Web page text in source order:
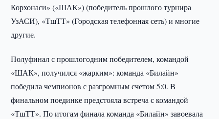
Корхонаси» («ШАК») (победитель прошлого турнира
УзАСИ), «ТшТТ» (Городская телефонная сеть) и многие
другие.
Полуфинал с прошлогодним победителем, командой
«ШАК», получился «жарким»: команда «Билайн»
победила чемпионов с разгромным счетом 5:0. В
финальном поединке предстояла встреча с командой
«ТшТТ». По итогам финала команда «Билайн» завоевала